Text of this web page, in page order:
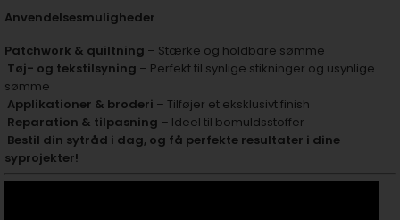
Anvendelsesmuligheder
Patchwork & quiltning – Stærke og holdbare sømme
Tøj- og tekstilsyning – Perfekt til synlige stikninger og usynlige
sømme
Applikationer & broderi – Tilføjer et eksklusivt finish
Reparation & tilpasning – Ideel til bomuldsstoffer
Bestil din sytråd i dag, og få perfekte resultater i dine
syprojekter!